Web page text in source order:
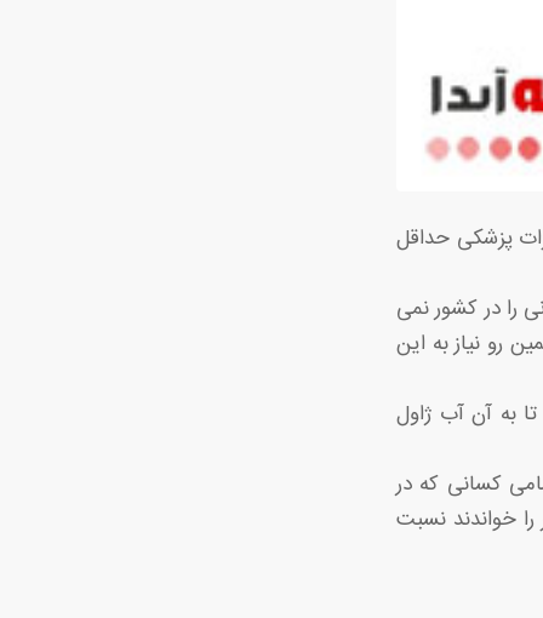
پزشکی حداقل
را در کشور نمی
رو نیاز به این
به آن آب ژاول
کسانی که در
خواندند نسبت